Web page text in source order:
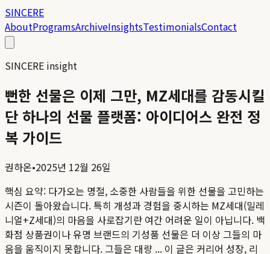
SINCERE
AboutProgramsArchiveInsightsTestimonialsContact
SINCERE insight
뻔한 선물은 이제 그만, MZ세대를 감동시킬
단 하나의 선물 플랫폼: 아이디어스 완전 정
복 가이드
권하온•2025년 12월 26일
핵심 요약: 다가오는 명절, 소중한 사람들을 위한 선물을 고민하는
시즌이 돌아왔습니다. 특히 개성과 경험을 중시하는 MZ세대(밀레
니얼+Z세대)의 마음을 사로잡기란 여간 어려운 일이 아닙니다. 백
화점 상품권이나 유명 브랜드의 기성품 선물은 더 이상 그들의 마
음을 움직이지 못합니다. 그들은 대량 ... 이 글은 커리어 성장, 리